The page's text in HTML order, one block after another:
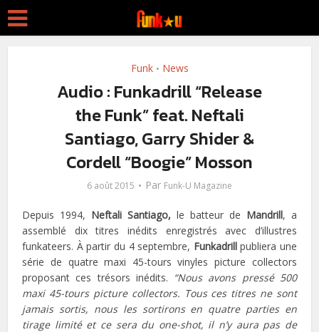
Funk • News
Audio : Funkadrill “Release
the Funk” feat. Neftali
Santiago, Garry Shider &
Cordell “Boogie” Mosson
6 août 2015 Par Funk-U Magazine
Depuis 1994, Neftali Santiago, le batteur de Mandrill, a
assemblé dix titres inédits enregistrés avec d’illustres
funkateers. À partir du 4 septembre, Funkadrillpubliera une
série de quatre maxi 45-tours vinyles picture collectors
proposant ces trésors inédits. “Nous avons pressé 500
maxi 45-tours picture collectors. Tous ces titres ne sont
jamais sortis, nous les sortirons en quatre parties en
tirage limité et ce sera du one-shot, il n’y aura pas de